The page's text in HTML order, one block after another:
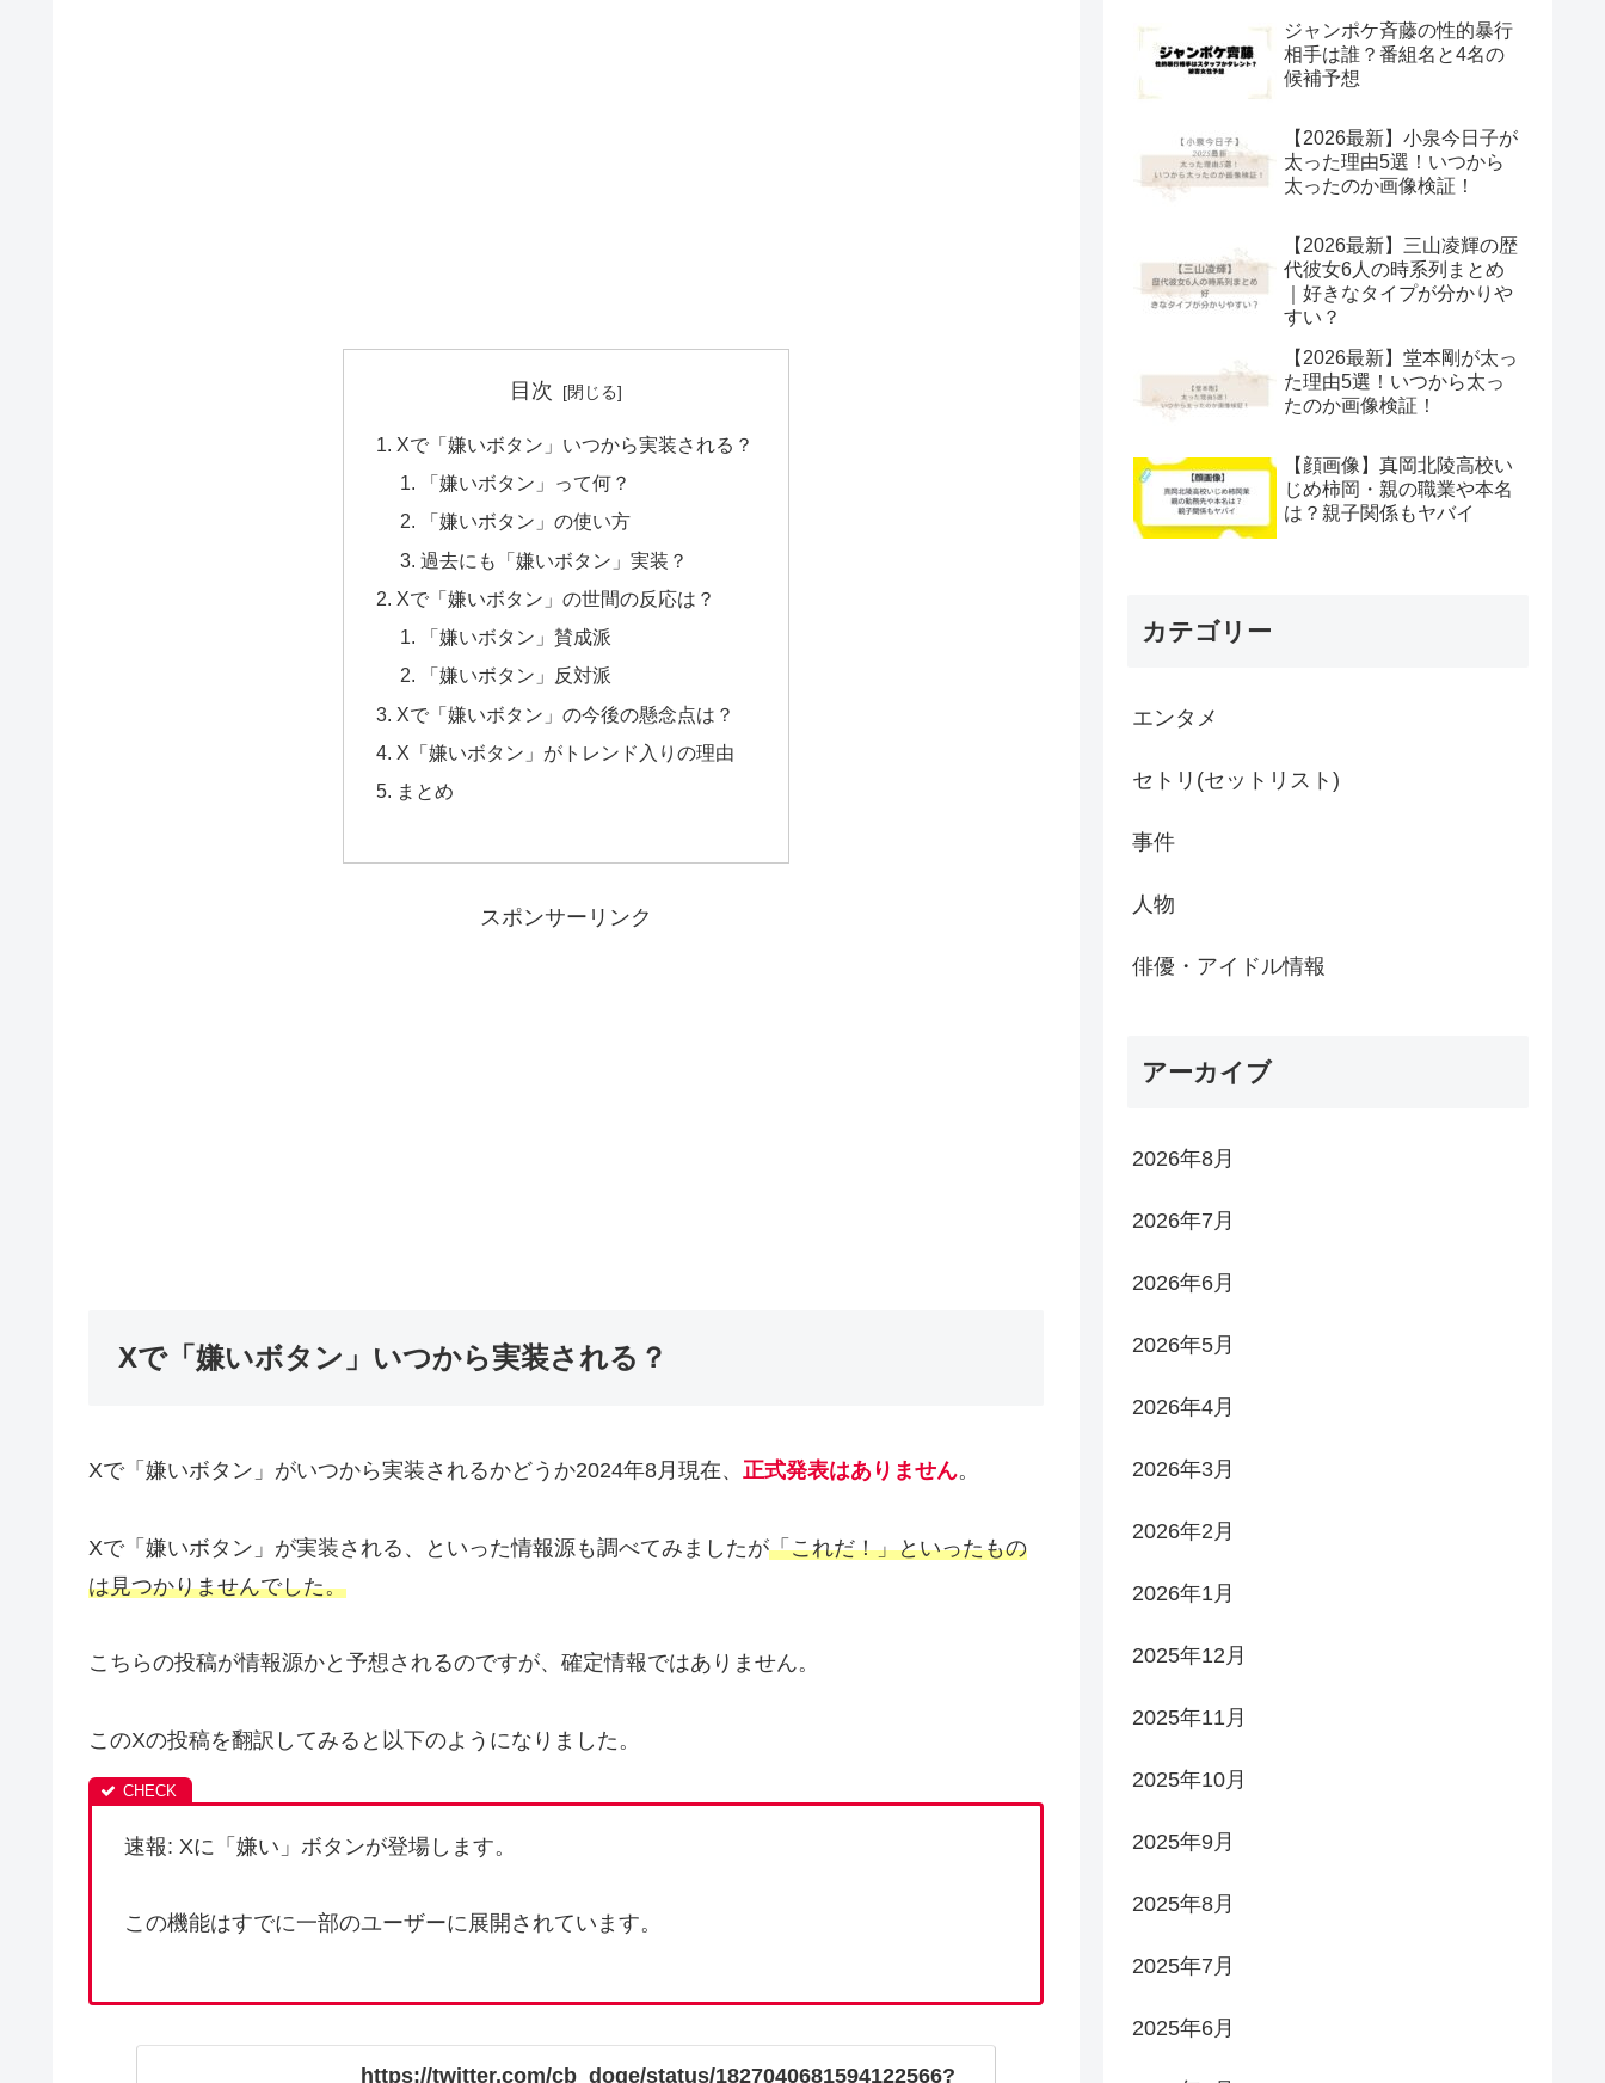
目次
Xで「嫌いボタン」いつから実装される？
「嫌いボタン」って何？
「嫌いボタン」の使い方
過去にも「嫌いボタン」実装？
Xで「嫌いボタン」の世間の反応は？
「嫌いボタン」賛成派
「嫌いボタン」反対派
Xで「嫌いボタン」の今後の懸念点は？
X「嫌いボタン」がトレンド入りの理由
まとめ
スポンサーリンク
Xで「嫌いボタン」いつから実装される？
Xで「嫌いボタン」がいつから実装されるかどうか2024年8月現在、 正式発表はありません。
Xで「嫌いボタン」が実装される、といった情報源も調べてみましたが「これだ！」といったもの
は見つかりませんでした。
こちらの投稿が情報源かと予想されるのですが、確定情報ではありません。
このXの投稿を翻訳してみると以下のようになりました。
速報: Xに「嫌い」ボタンが登場します。
この機能はすでに一部のユーザーに展開されています。
https://twitter.com/cb_doge/status/1827040681594122566?
ジャンポケ斉藤の性的暴行
相手は誰？番組名と4名の
候補予想
【2026最新】小泉今日子が
太った理由5選！いつから
太ったのか画像検証！
【2026最新】三山凌輝の歴
代彼女6人の時系列まとめ
｜好きなタイプが分かりや
すい？
【2026最新】堂本剛が太っ
た理由5選！いつから太っ
たのか画像検証！
【顔画像】真岡北陵高校い
じめ柿岡・親の職業や本名
は？親子関係もヤバイ
カテゴリー
エンタメ
セトリ(セットリスト)
事件
人物
俳優・アイドル情報
アーカイブ
2026年8月
2026年7月
2026年6月
2026年5月
2026年4月
2026年3月
2026年2月
2026年1月
2025年12月
2025年11月
2025年10月
2025年9月
2025年8月
2025年7月
2025年6月